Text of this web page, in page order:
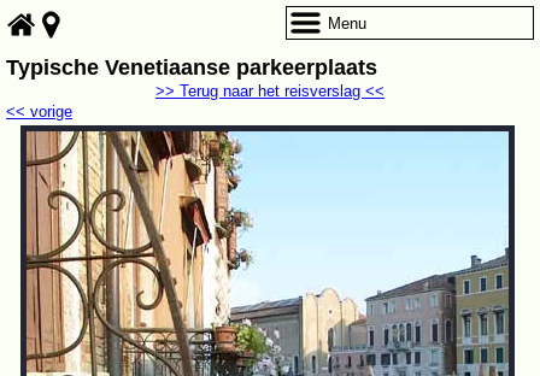
Typische Venetiaanse parkeerplaats
<< vorige
>> Terug naar het reisverslag <<
Menu